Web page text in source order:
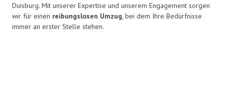
Duisburg. Mit unserer Expertise und unserem Engagement sorgen
wir für einen reibungslosen Umzug, bei dem Ihre Bedürfnisse
immer an erster Stelle stehen.